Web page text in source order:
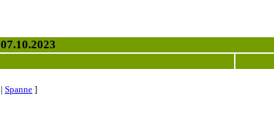
07.10.2023
| Spanne ]